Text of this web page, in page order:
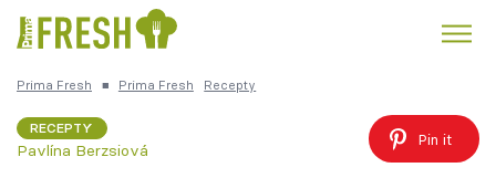
Česká kuchyně
Prima Fresh ■ Prima Fresh Recepty
RECEPTY
Pavlína Berzsiová
Pin it